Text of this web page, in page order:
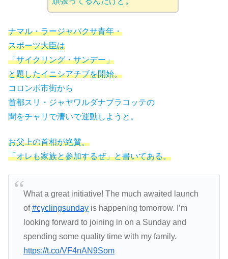
ナマル・ラージャパクサ青年・
スポーツ大臣は
「サイクリング・サンデー」
と題したイニシアチブを開始。
コロンボ市街から
首都スリ・ジャヤワルダナプラコッテの
間をチャリで漕いで運動しようと。
お父上の首相が絶賛。
「オレも家族と参加するぜ」と書いてある。
What a great initiative! The much awaited launch
of#cyclingsundayis happening tomorrow. I’m
looking forward to joining in on a Sunday and
spending some quality time with my family.
https://t.co/VF4nAN9Som